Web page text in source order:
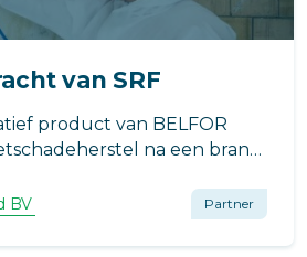
van SRF
product van BELFOR
na een brand,
BV Partner